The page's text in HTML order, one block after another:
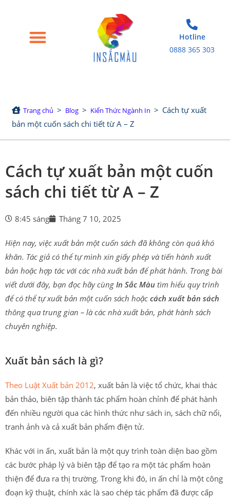
Hotline
0888 365 303
Trang chủ > Blog > Kiến Thức Ngành In > Cách tự xuất
bản một cuốn sách chi tiết từ A – Z
Cách tự xuất bản một cuốn
sách chi tiết từ A – Z
8:45 sáng Tháng 7 10, 2025
Hiện nay, việc xuất bản một cuốn sách đã không còn quá khó
khăn. Tác giả có thể tự mình xin giấy phép và tiến hành xuất
bản hoặc hợp tác với các nhà xuất bản để phát hành. Trong bài
viết dưới đây, bạn đọc hãy cùng In Sắc Màu tìm hiểu quy trình
để có thể tự xuất bản một cuốn sách hoặc cách xuất bản sách
thông qua trung gian – là các nhà xuất bản, phát hành sách
chuyên nghiệp.
Xuất bản sách là gì?
Theo Luật Xuất bản 2012, xuất bản là việc tổ chức, khai thác
bản thảo, biên tập thành tác phẩm hoàn chỉnh để phát hành
đến nhiều người qua các hình thức như sách in, sách chữ nổi,
tranh ảnh và cả xuất bản phẩm điện tử.
Khác với in ấn, xuất bản là một quy trình toàn diện bao gồm
các bước pháp lý và biên tập để tạo ra một tác phẩm hoàn
thiện để đưa ra thị trường. Trong khi đó, in ấn chỉ là một công
đoạn kỹ thuật, chính xác là sao chép tác phẩm đã được cấp